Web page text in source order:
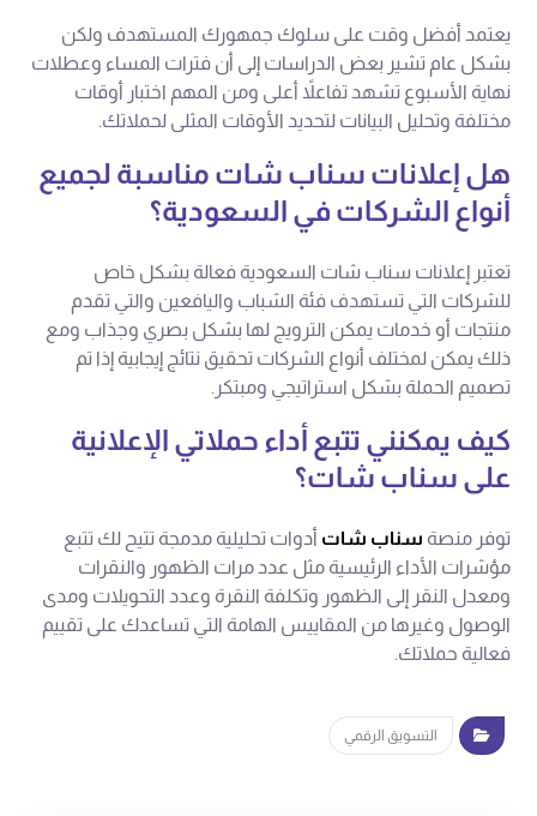
يعتمد أفضل وقت على سلوك جمهورك المستهدف ولكن
بشكل عام تشير بعض الدراسات إلى أن فترات المساء وعطلات
نهاية الأسبوع تشهد تفاعلاً أعلى ومن المهم اختبار أوقات
مختلفة وتحليل البيانات لتحديد الأوقات المثلى لحملاتك.
هل إعلانات سناب شات مناسبة لجميع
أنواع الشركات في السعودية؟
تعتبر إعلانات سناب شات السعودية فعالة بشكل خاص
للشركات التي تستهدف فئة الشباب واليافعين والتي تقدم
منتجات أو خدمات يمكن الترويج لها بشكل بصري وجذاب ومع
ذلك يمكن لمختلف أنواع الشركات تحقيق نتائج إيجابية إذا تم
تصميم الحملة بشكل استراتيجي ومبتكر.
كيف يمكنني تتبع أداء حملاتي الإعلانية
على سناب شات؟
توفر منصة سناب شات أدوات تحليلية مدمجة تتيح لك تتبع
مؤشرات الأداء الرئيسية مثل عدد مرات الظهور والنقرات
ومعدل النقر إلى الظهور وتكلفة النقرة وعدد التحويلات ومدى
الوصول وغيرها من المقاييس الهامة التي تساعدك على تقييم
فعالية حملاتك.
التسويق الرقمي